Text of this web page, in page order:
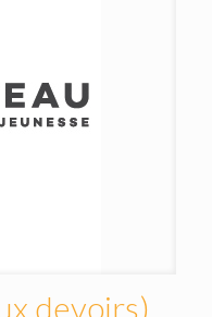
devoirs)